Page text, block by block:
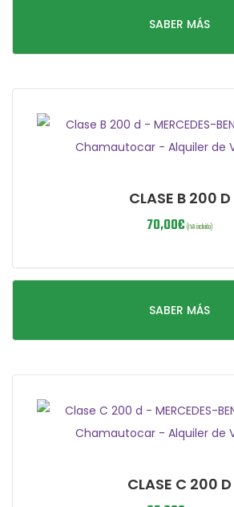
SABER MÁS
CLASE B 200 D
70,00€ (IVA incluido)
SABER MÁS
CLASE C 200 D